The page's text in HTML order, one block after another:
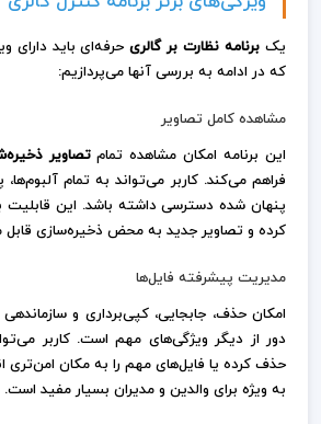
یک برنامه نظارت بر گالریحرفه‌ای باید دارای
که در ادامه به بررسی آنها می‌پردازیم:
مشاهده کامل تصاویر
این برنامه امکان مشاهده تمامتصاویر
فراهم می‌کند. کاربر می‌تواند به تمام
پنهان شده دسترسی داشته باشد. این
کرده و تصاویر جدید به محض ذخیره‌سازی قابل
مدیریت پیشرفته فایل‌ها
امکان حذف، جابجایی، کپی‌برداری و سازماندهی
دور از دیگر ویژگی‌های مهم است. کاربر
حذف کرده یا فایل‌های مهم را به مکان امن‌تری
به ویژه برای والدین و مدیران بسیار مفید است.